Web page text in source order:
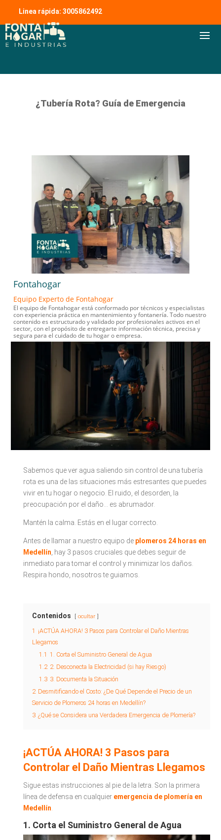
Linea rápida: 3005862492
¿Tubería Rota? Guía de Emergencia
Fontahogar
Equipo Experto de Fontahogar
El equipo de Fontahogar está conformado por técnicos y especialistas
con experiencia práctica en mantenimiento y fontanería. Todo nuestro
contenido es estructurado y validado por profesionales activos en el
sector, con el propósito de entregarte información técnica, precisa y
segura para el cuidado de tu hogar o empresa.
Sabemos que ver agua saliendo sin control de una tubería
rota es una de las situaciones más estresantes que puedes
vivir en tu hogar o negocio. El ruido, el desorden, la
preocupación por el daño... es abrumador.
Mantén la calma. Estás en el lugar correcto.
Antes de llamar a nuestro equipo de plomeros 24 horas en
Medellín , hay 3 pasos cruciales que debes seguir de
inmediato para tomar el control y minimizar los daños.
Respira hondo, nosotros te guiamos.
Contenidos ocultar
1 ¡ACTÚA AHORA! 3 Pasos para Controlar el Daño Mientras
Llegamos
1.1 1. Corta el Suministro General de Agua
1.2 2. Desconecta la Electricidad (si hay Riesgo)
1.3 3. Documenta la Situación
2 Desmitificando el Costo: ¿De Qué Depende el Precio de un
Servicio de Plomeros 24 horas en Medellín?
3 ¿Qué se Considera una Verdadera Emergencia de Plomería?
¡ACTÚA AHORA! 3 Pasos para
Controlar el Daño Mientras Llegamos
Sigue estas instrucciones al pie de la letra. Son la primera
línea de defensa en cualquier emergencia de plomería en
Medellín
1. Corta el Suministro General de Agua